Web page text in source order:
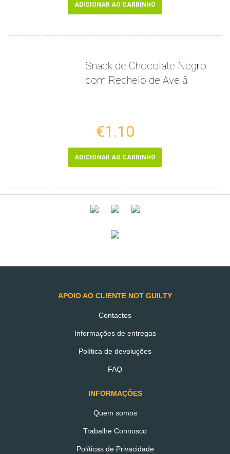
ADICIONAR AO CARRINHO
Snack de Chocolate Negro
com Recheio de Avelã
€1.10
ADICIONAR AO CARRINHO
com Recheio de Caju
TAMBÉM PODERÁ
GOSTAR
APOIO AO CLIENTE NOT GUILTY
Contactos
Informações de entregas
Política de devoluções
FAQ
INFORMAÇÕES
Quem somos
Trabalhe Connosco
Políticas de Privacidade